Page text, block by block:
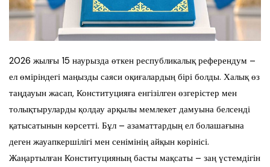
2026 жылғы 15 наурызда өткен республикалық референдум –
ел өміріндегі маңызды саяси оқиғалардың бірі болды. Халық өз
таңдауын жасап, Конституцияға енгізілген өзгерістер мен
толықтыруларды қолдау арқылы мемлекет дамуына белсенді
қатысатынын көрсетті. Бұл – азаматтардың ел болашағына
деген жауапкершілігі мен сенімінің айқын көрінісі.
Жаңартылған Конституцияның басты мақсаты – заң үстемдігін